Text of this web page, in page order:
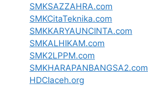
SMKSAZZAHRA.com
SMKCitaTeknika.com
SMKKARYAUNCINTA.com
SMKALHIKAM.com
SMK2LPPM.com
SMKHARAPANBANGSA2.com
HDCIaceh.org